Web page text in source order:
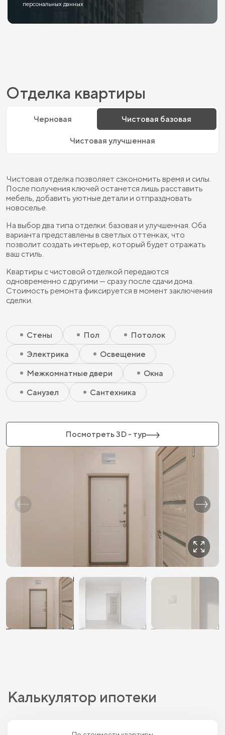
персональных данных
Отделка квартиры
Черновая Чистовая базовая
Чистовая улучшенная
Чистовая отделка позволяет сэкономить время и силы.
После получения ключей останется лишь расставить
мебель, добавить уютные детали и отпраздновать
новоселье.
На выбор два типа отделки: базовая и улучшенная. Оба
варианта представлены в светлых оттенках, что
позволит создать интерьер, который будет отражать
ваш стиль.
Квартиры с чистовой отделкой передаются
одновременно с другими — сразу после сдачи дома.
Стоимость ремонта фиксируется в момент заключения
сделки.
Скрытый элемент 2 - Чистовая базовая
Скрытый элемент 1 - Чистовая базовая
Стены
Пол
Потолок
Электрика
Освещение
Межкомнатные двери
Окна
Санузел
Сантехника
Посмотреть 3D - тур
Калькулятор ипотеки